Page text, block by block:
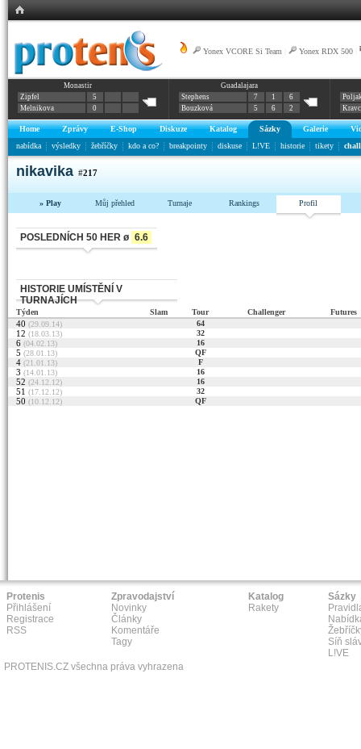
Yonex VCORE Si Team Yonex RDX 500
Monastir
Zipfel
5
Melnikova
0
Guadalajara
Stephens
7 1
6
Bouzková
5 6 2
Home Zprávy E-Shop Diskuze Katalog Sázky Galerie
nabídka
výsledky žebříčky kdo a co? breakpointy diskuse L!VE historie tikety
nikavika#217
» Play Můj přehled Turnaje Rankings Profil
POSLEDNÍCH 50 HER ø 6.6
HISTORIE UMÍSTĚNÍ V
TURNAJÍCH
Týden Slam Tour Challenger Futures
40 (29.09.14) 64
12 (18.03.13) 32
6 (04.02.13) 16
5 (28.01.13) QF
4 (21.01.13) F
3 (14.01.13) 16
52 (24.12.12) 16
51 (17.12.12) 32
50 (10.12.12) QF
Protenis
Přihlášení
Registrace
RSS
Zpravodajství
Novinky
Články
Komentáře
Tagy
Katalog
Rakety
Sázky
Síň
L!VE
PROTENIS.CZ všechna práva vyhrazena